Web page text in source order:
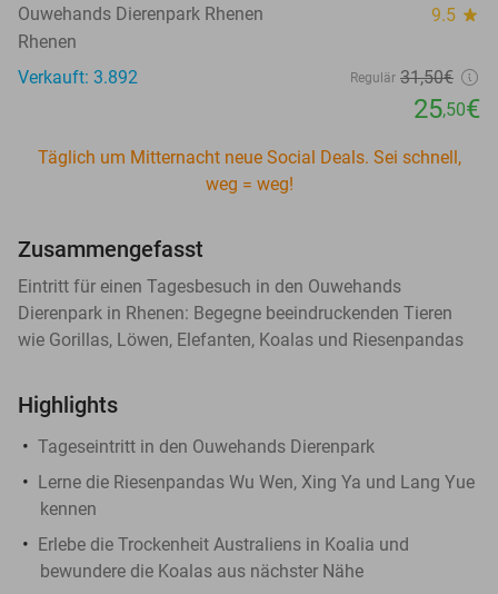
Ouwehands Dierenpark Rhenen 9.5 star
Rhenen
Verkauft: 3.892
Regulär 31,50€
25,50€
Täglich um Mitternacht neue Social Deals. Sei schnell,
weg = weg!
Zusammengefasst
Eintritt für einen Tagesbesuch in den Ouwehands
Dierenpark in Rhenen: Begegne beeindruckenden Tieren
wie Gorillas, Löwen, Elefanten, Koalas und Riesenpandas
Highlights
Tageseintritt in den Ouwehands Dierenpark
Lerne die Riesenpandas Wu Wen, Xing Ya und Lang Yue
kennen
Erlebe die Trockenheit Australiens in Koalia und
bewundere die Koalas aus nächster Nähe